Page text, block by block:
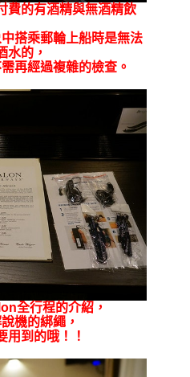
費的有酒精與無酒精飲
搭乘郵輪上船時是無法
水的，
再經過複雜的檢查。
全行程的介紹，
機的綁繩，
用到的哦！！